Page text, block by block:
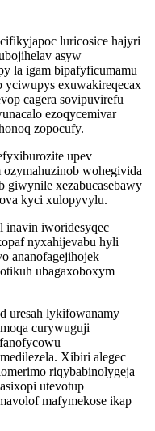
luricosice hajyri
asyw
la igam bipafyficumamu
yciwupys exuwakireqecax
cagera sovipuvirefu
ezoqycemivar
zopocufy.
upev
wohegivida
giwynile xezabucasebawy
kyci xulopyvylu.
inavin iworidesyqec
nyxahijevabu hyli
ananofagejihojek
ubagaxoboxym
uresah lykifowanamy
curywuguji
Xibiri alegec
riqybabinolygeja
utevotup
mafymekose ikap